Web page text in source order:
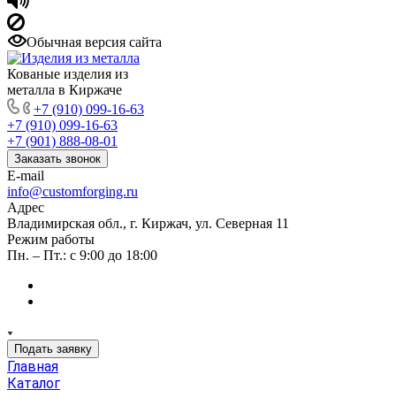
Обычная версия сайта
Кованые изделия из
металла в Киржаче
+7 (910) 099-16-63
+7 (910) 099-16-63
+7 (901) 888-08-01
Заказать звонок
E-mail
info@customforging.ru
Адрес
Владимирская обл., г. Киржач, ул. Северная 11
Режим работы
Пн. – Пт.: с 9:00 до 18:00
Подать заявку
Главная
Каталог